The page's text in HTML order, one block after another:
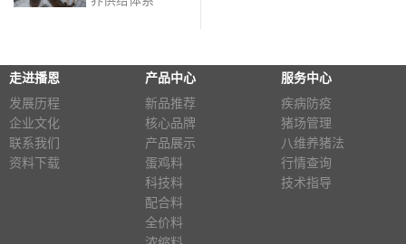
走进播恩
发展历程
企业文化
联系我们
资料下载
产品中心
新品推荐
核心品牌
产品展示
蛋鸡料
科技料
配合料
全价料
服务中心
疾病防疫
猪场管理
八维养猪法
行情查询
技术指导